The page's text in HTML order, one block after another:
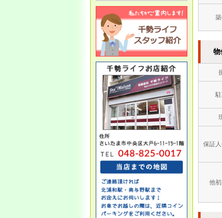
物
保証
他
●臨時休業のお知らせ●
お客様・取引企業様 各位
誠に勝手ながら、以下のとお
り休業となります。
・3/16（日）は社員研修のた
め休業とさせて頂きます。
1/6●営業開始のお知らせ●
あけましておめでとうござい
ます
本日午後より通常営業となり
ます。
本年もよろしくお願いいたし
ます。